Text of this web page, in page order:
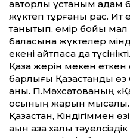
авторлық ұстаным адам
жүктеп тұрғаны рас. Ит
танытып, өмір бойы мал
баласына жүктелер
екені айтпаса да түсінікті.
Қазақ жерін мекен еткен
барлығы Қазақ­станды
анық. П.Мәхсәтованың
осының жарқын мысалы.
Қазақ­стан, Кіндігіммен
ақын қазақ халқы тәуелсіздік